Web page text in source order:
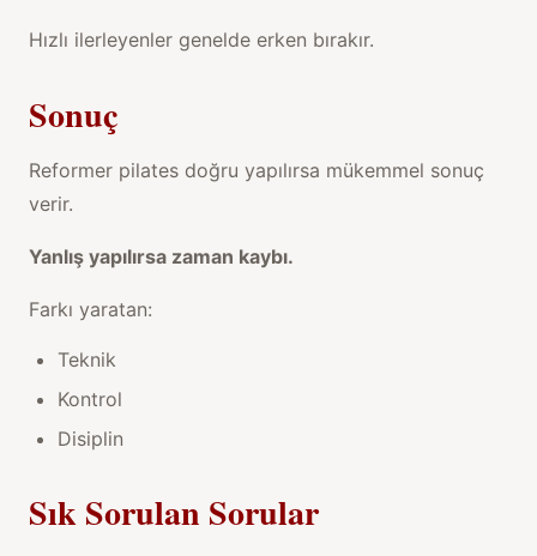
Hızlı ilerleyenler genelde erken bırakır.
Sonuç
Reformer pilates doğru yapılırsa mükemmel sonuç
verir.
Yanlış yapılırsa zaman kaybı.
Farkı yaratan:
Teknik
Kontrol
Disiplin
Sık Sorulan Sorular